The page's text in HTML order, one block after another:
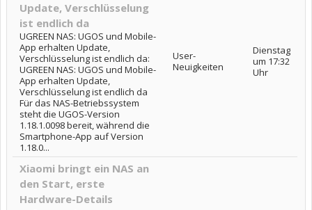
Update, Verschlüsselung
ist endlich da
UGREEN NAS: UGOS und Mobile-
App erhalten Update,
Verschlüsselung ist endlich da:
UGREEN NAS: UGOS und Mobile-
App erhalten Update,
Verschlüsselung ist endlich da
Für das NAS-Betriebssystem
steht die UGOS-Version
1.18.1.0098 bereit, während die
Smartphone-App auf Version
1.18.0...
User-
Neuigkeiten
Dienstag
um 17:32
Uhr
Xiaomi bringt ein NAS an
den Start, erste
Hardware-Details